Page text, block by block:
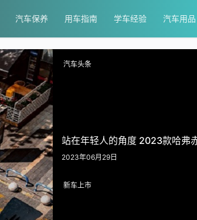
汽车保养 用车指南 学车经验 汽车用品
站在年轻人的角度 2023款哈弗
2023年06月29日
汽车头条
新车上市